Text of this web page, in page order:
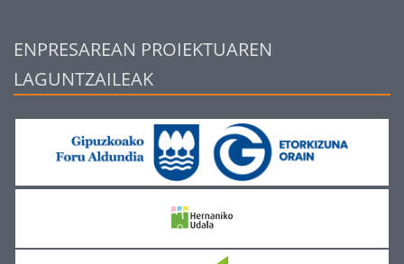
ENPRESAREAN PROIEKTUAREN
LAGUNTZAILEAK